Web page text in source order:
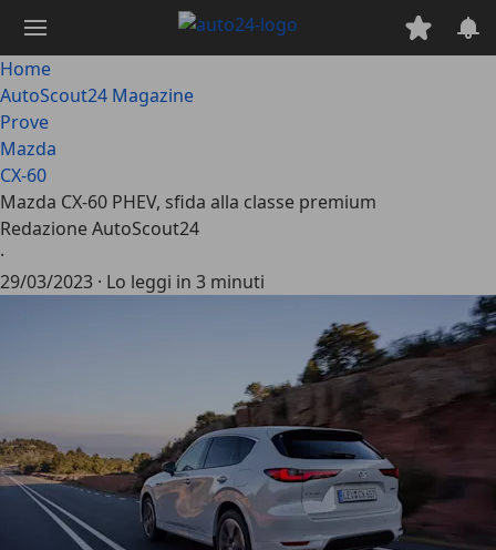
contenuto
principale
Home
AutoScout24 Magazine
Prove
Mazda
CX-60
Mazda CX-60 PHEV, sfida alla classe premium
Redazione AutoScout24
·
29/03/2023 · Lo leggi in 3 minuti